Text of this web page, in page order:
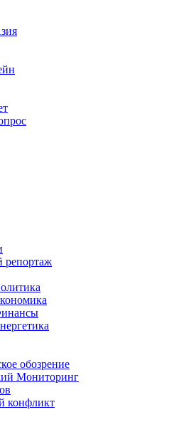
репортаж
обозрение
Мониторинг
конфликт